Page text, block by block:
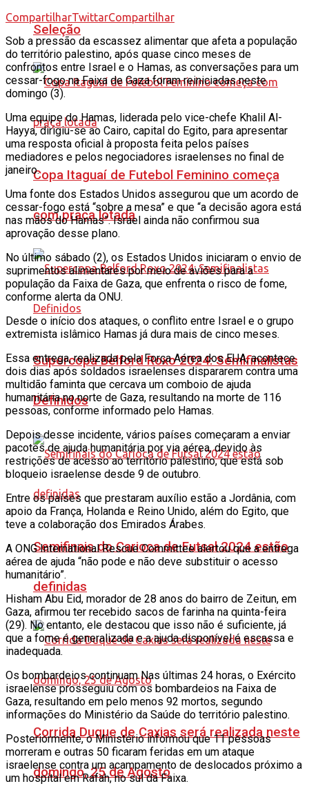
Seleção
Copa Itaguaí de Futebol Feminino começa
com praça lotada
Supercopa Belford Roxo 2024: Semifinalistas
Definidos
Semifinais do Carioca de Futsal 2024 estão
definidas
Corrida Duque de Caxias será realizada neste
domingo, 25 de Agosto
CompartilharTwittarCompartilhar
Sob a pressão da escassez alimentar que afeta a população
do território palestino, após quase cinco meses de
confrontos entre Israel e o Hamas, as conversações para um
cessar-fogo na Faixa de Gaza foram reiniciadas neste
domingo (3).
Uma equipe do Hamas, liderada pelo vice-chefe Khalil Al-
Hayya, dirigiu-se ao Cairo, capital do Egito, para apresentar
uma resposta oficial à proposta feita pelos países
mediadores e pelos negociadores israelenses no final de
janeiro.
Uma fonte dos Estados Unidos assegurou que um acordo de
cessar-fogo está “sobre a mesa” e que “a decisão agora está
nas mãos do Hamas”. Israel ainda não confirmou sua
aprovação desse plano.
No último sábado (2), os Estados Unidos iniciaram o envio de
suprimentos alimentares por meio de aviões para a
população da Faixa de Gaza, que enfrenta o risco de fome,
conforme alerta da ONU.
Desde o início dos ataques, o conflito entre Israel e o grupo
extremista islâmico Hamas já dura mais de cinco meses.
Essa entrega, realizada pela Força Aérea dos EUA, acontece
dois dias após soldados israelenses dispararem contra uma
multidão faminta que cercava um comboio de ajuda
humanitária no norte de Gaza, resultando na morte de 116
pessoas, conforme informado pelo Hamas.
Depois desse incidente, vários países começaram a enviar
pacotes de ajuda humanitária por via aérea, devido às
restrições de acesso ao território palestino, que está sob
bloqueio israelense desde 9 de outubro.
Entre os países que prestaram auxílio estão a Jordânia, com
apoio da França, Holanda e Reino Unido, além do Egito, que
teve a colaboração dos Emirados Árabes.
A ONG International Rescue Committee alertou que a entrega
aérea de ajuda “não pode e não deve substituir o acesso
humanitário”.
Hisham Abu Eid, morador de 28 anos do bairro de Zeitun, em
Gaza, afirmou ter recebido sacos de farinha na quinta-feira
(29). No entanto, ele destacou que isso não é suficiente, já
que a fome é generalizada e a ajuda disponível é escassa e
inadequada.
Os bombardeios continuam Nas últimas 24 horas, o Exército
israelense prosseguiu com os bombardeios na Faixa de
Gaza, resultando em pelo menos 92 mortos, segundo
informações do Ministério da Saúde do território palestino.
Posteriormente, o Ministério informou que 11 pessoas
morreram e outras 50 ficaram feridas em um ataque
israelense contra um acampamento de deslocados próximo a
um hospital em Rafah, no sul da Faixa.